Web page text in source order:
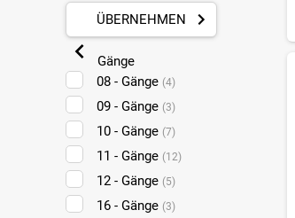
ÜBERNEHMEN
Gänge
08 - Gänge (4)
09 - Gänge (3)
10 - Gänge (7)
11 - Gänge (12)
12 - Gänge (5)
16 - Gänge (3)